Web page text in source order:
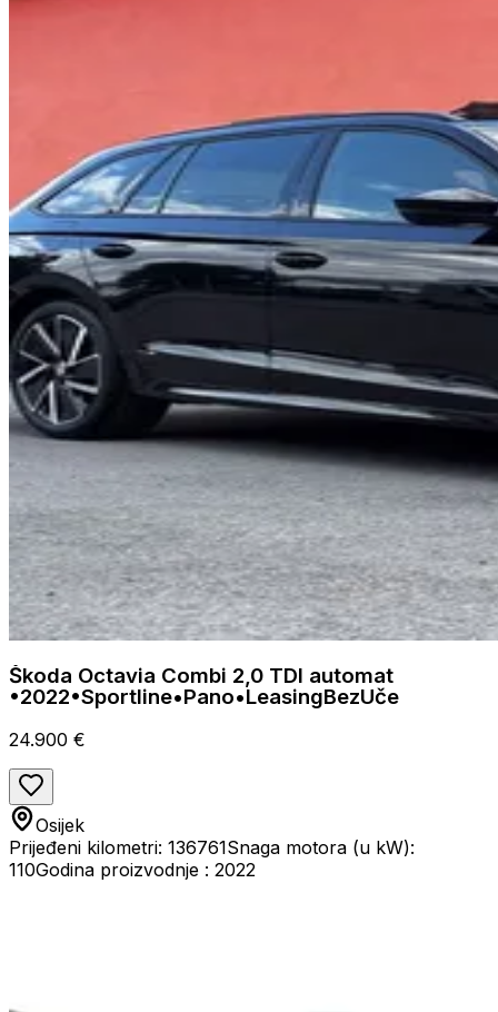
Škoda Octavia Combi 2,0 TDI automat
•2022•Sportline•Pano•LeasingBezUče
24.900 €
Osijek
Prijeđeni kilometri: 136761Snaga motora (u kW):
110Godina proizvodnje : 2022